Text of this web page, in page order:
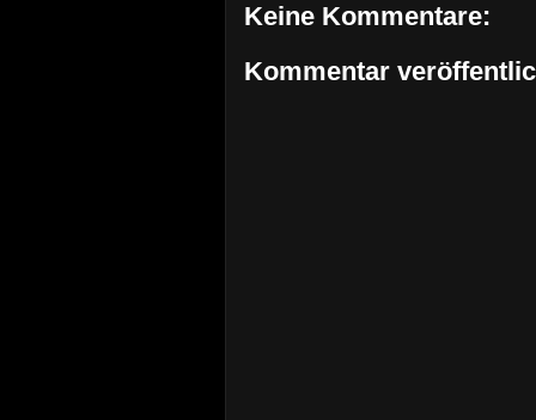
Keine Kommentare:
Kommentar